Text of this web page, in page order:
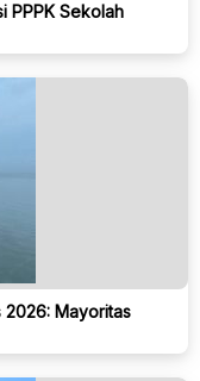
PPPK Sekolah
2026: Mayoritas